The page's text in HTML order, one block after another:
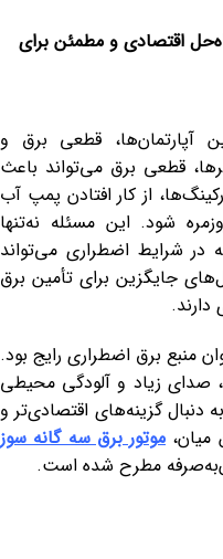
اقتصادی و مطمئن برای
آپارتمان‌ها، قطعی برق و
قطعی برق می‌تواند باعث
از کار افتادن پمپ آب
شود. این مسئله نه‌تنها
در شرایط اضطراری می‌تواند
جایگزین برای تأمین برق
منبع برق اضطراری رایج بود.
صدای زیاد و آلودگی محیطی
دنبال گزینه‌های اقتصادی‌تر و
میان، موتور برق سه گانه سوز
مطرح شده است.